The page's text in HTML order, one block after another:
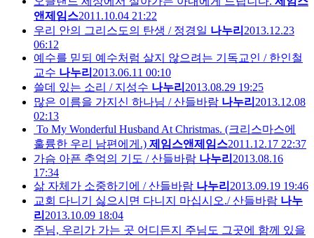
앤제임스2011.10.04 21:22
우리 안의 그리스도의 탄생 / 정경일 나누리 2013.12.23
06:12
예수를 믿되 예수처럼 살지 않으려는 기독교인 / 한인철
교수 나누리 2013.06.11 00:10
쓸데 있는 소리 / 지성수 나누리 2013.08.29 19:25
많은 이름을 가지신 하나님 / 산들바람 나누리 2013.12.08
02:13
To My Wonderful Husband At Christmas. (크리스마스에
훌륭한 우리 남편에게.) 제임스앤제임스2011.12.17 22:37
가슴 아픈 추억의 기도 / 산들바람 나누리 2013.08.16
17:34
삶 자체가 소중하기에 / 산들바람 나누리 2013.09.19 19:46
교회 다니기 싫으시면 다니지 마십시오./ 산들바람 나누
리 2013.10.09 18:04
주님, 우리가 가는 곳 어디든지 주님도 그곳에 함께 있을